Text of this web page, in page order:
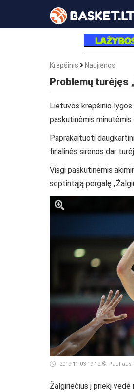
Krepšinis Naujienos
Problemų turėjęs
Lietuvos krepšinio lygos
paskutinėmis minutėmis
Paprakaituoti
finalinės sirenos dar
Visgi paskutinėmis
septintąją pergalę
2019-11-03 19:12 © Pauliaus
Žalgiriečius į priekį